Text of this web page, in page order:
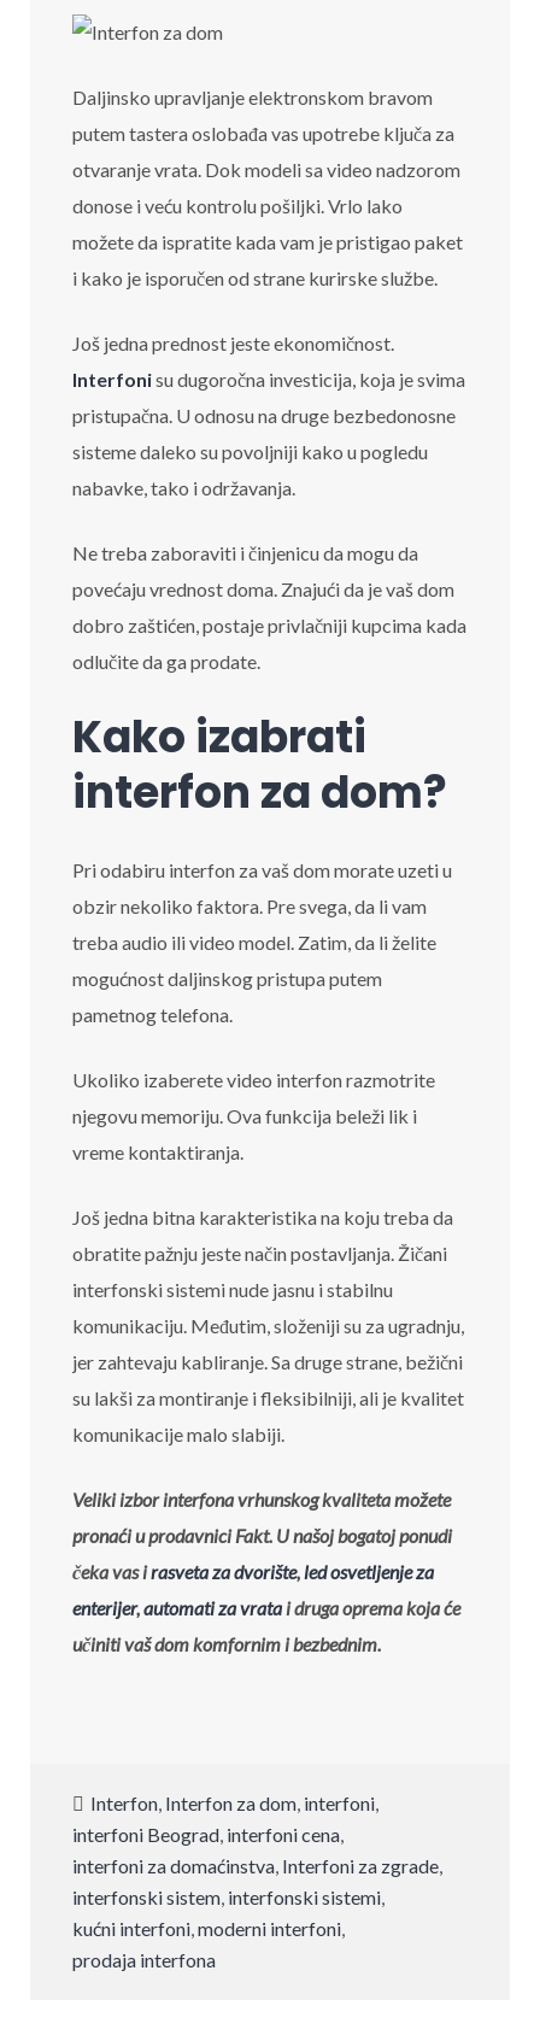
Daljinsko upravljanje elektronskom bravom
putem tastera oslobađa vas upotrebe ključa za
otvaranje vrata. Dok modeli sa video nadzorom
donose i veću kontrolu pošiljki. Vrlo lako
možete da ispratite kada vam je pristigao paket
i kako je isporučen od strane kurirske službe.
Još jedna prednost jeste ekonomičnost.
Interfonisu dugoročna investicija, koja je svima
pristupačna. U odnosu na druge bezbedonosne
sisteme daleko su povoljniji kako u pogledu
nabavke, tako i održavanja.
Ne treba zaboraviti i činjenicu da mogu da
povećaju vrednost doma. Znajući da je vaš dom
dobro zaštićen, postaje privlačniji kupcima kada
odlučite da ga prodate.
Kako izabrati
interfon za dom?
Pri odabiru interfon za vaš dom morate uzeti u
obzir nekoliko faktora. Pre svega, da li vam
treba audio ili video model. Zatim, da li želite
mogućnost daljinskog pristupa putem
pametnog telefona.
Ukoliko izaberete video interfon razmotrite
njegovu memoriju. Ova funkcija beleži lik i
vreme kontaktiranja.
Još jedna bitna karakteristika na koju treba da
obratite pažnju jeste način postavljanja. Žičani
interfonski sistemi nude jasnu i stabilnu
komunikaciju. Međutim, složeniji su za ugradnju,
jer zahtevaju kabliranje. Sa druge strane, bežični
su lakši za montiranje i fleksibilniji, ali je kvalitet
komunikacije malo slabiji.
Veliki izbor interfona vrhunskog kvaliteta možete
pronaći u prodavnici Fakt. U našoj bogatoj ponudi
čeka vas irasveta za dvorište, led osvetljenje za
enterijer,automati za vrata i druga oprema koja će
učiniti vaš dom komfornim i bezbednim.
Interfon Interfon za dom interfoni
interfoni Beograd interfoni cena
interfoni za domaćinstva Interfoni za zgrade
interfonski sistem interfonski sistemi
kućni interfoni ,moderni interfoni
prodaja interfona